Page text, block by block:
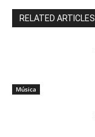
RELATED ARTICLES
Música